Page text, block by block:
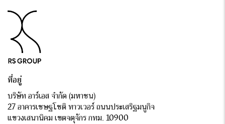
ที่อยู่
บริษัท อาร์เอส จำกัด (มหาชน)
27 อาคารเชษฐโชติ ทาวเวอร์ ถนนประเสริฐมนูกิจ
แขวงเสนานิคม เขตจตุจักร กทม. 10900